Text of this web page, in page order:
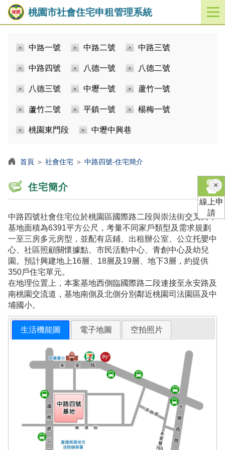
桃園市社會住宅申租管理系統
開
啟
中路一號 中路二號 中路三號
中路四號 八德一號 八德二號
八德三號 中壢一號 蘆竹一號
蘆竹二號 平鎮一號 楊梅一號
桃園東門段 中壢中興巷
首頁 ＞ 社會住宅 ＞ 中路四號-住宅簡介
住宅簡介
中路四號社會住宅位於桃園區國際路二段與崇法街交叉口，
基地面積為6391平方公尺，考量不同家戶類型及需求規劃
一至三房多元房型，並配有店鋪、出租辦公室、公立托嬰中
心、社區照顧關懷據點、市民活動中心、青創中心及幼兒
園。預計興建地上16層、18層及19層、地下3層，約提供
350戶住宅單元。
在地理位置上，本案基地西側臨國際路二段連接至永安路及
南桃園交流道，基地南側及北側分別鄰近桃園司法園區及中
埔國小。
生活機能圖 電子地圖 空拍照片
×關
閉
線上申
請